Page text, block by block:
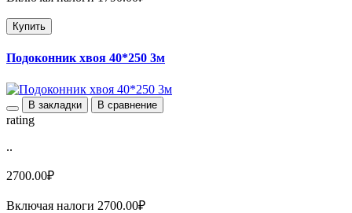
Купить
Подоконник хвоя 40*250 3м
В закладки В сравнение
rating
..
2700.00₽
Включая налоги 2700.00₽